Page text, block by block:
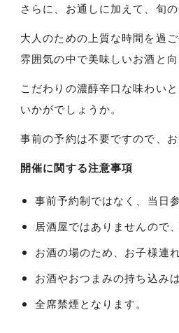
さらに、お通しに加えて、旬
大人のための上質な時間を過
雰囲気の中で美味しいお酒と
こだわりの濃醇辛口な味わい
いかがでしょうか。
事前の予約は不要ですので、
開催に関する注意事項
事前予約制ではなく、当日
居酒屋ではありませんので
お酒の場のため、お子様連
お酒やおつまみの持ち込み
全席禁煙となります。